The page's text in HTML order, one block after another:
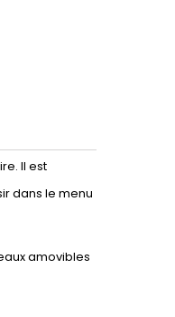
Il est
dans le menu
amovibles